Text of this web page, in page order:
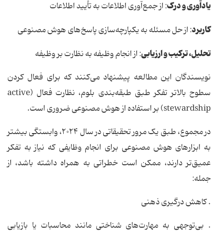
یادآوری و درک: از جمع‌آوری اطلاعات به تأیید اطلاعات
کاربرد: از حل مسئله به یکپارچه‌سازی پاسخ‌های هوش مصنوعی
تحلیل، ترکیب و ارزیابی: از انجام وظیفه به نظارت بر وظیفه
نویسندگان این مطالعه پیشنهاد می‌کنند که برای فعال کردن
سطوح بالاتر تفکر طبق طبقه‌بندی بلوم، نظارت فعال (active
stewardship) بر استفاده از هوش مصنوعی ضروری است.
در مجموع، طبق یک مرور تحقیقاتی در سال ۲۰۲۴، وابستگی بیشتر
به ابزارهای هوش مصنوعی برای انجام وظایفی که نیاز به تفکر
عمیق‌تر دارند، ممکن است خطراتی به همراه داشته باشد، از
جمله:
. کاهش درگیری ذهنی
. بی‌توجهی به مهارت‌های شناختی مانند محاسبات یا بازیابی